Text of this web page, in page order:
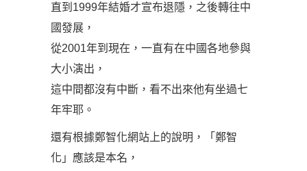
直到1999年結婚才宣布退隱，之後轉往中
國發展，
從2001年到現在，一直有在中國各地參與
大小演出，
這中間都沒有中斷，看不出來他有坐過七
年牢耶。
還有根據鄭智化網站上的說明，「鄭智
化」應該是本名，